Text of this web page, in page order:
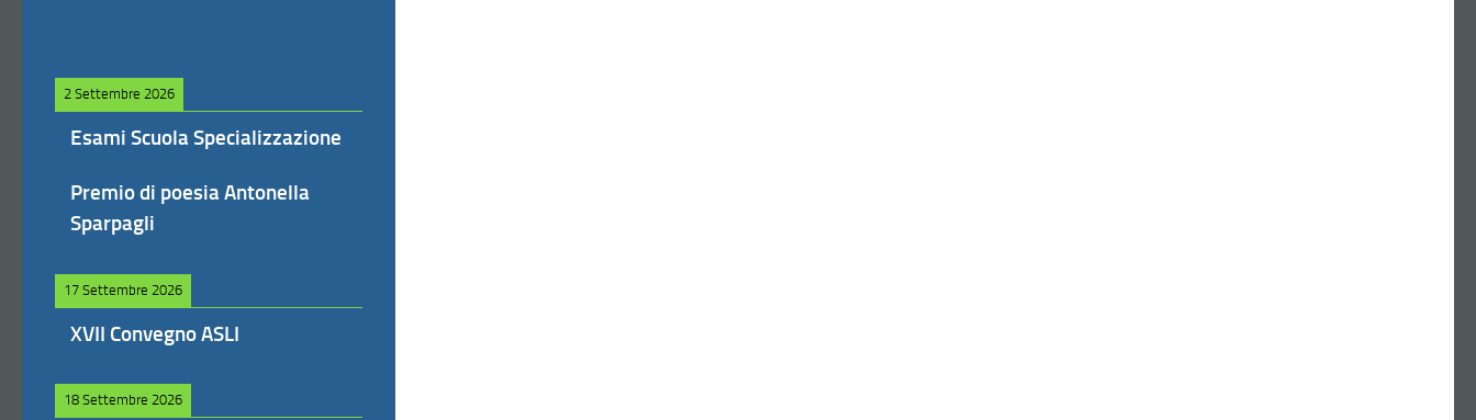
2 Settembre 2026
Esami Scuola Specializzazione
Premio di poesia Antonella
Sparpagli
17 Settembre 2026
XVII Convegno ASLI
18 Settembre 2026